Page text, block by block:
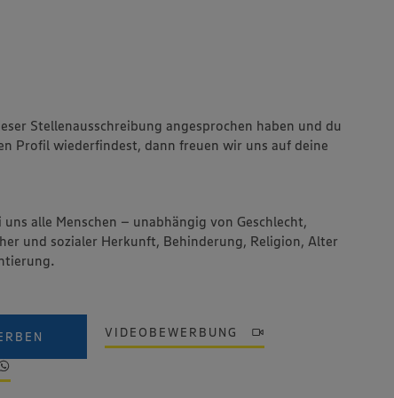
Stellenausschreibung angesprochen haben und du
Profil wiederfindest, dann freuen wir uns auf deine
alle Menschen – unabhängig von Geschlecht,
und sozialer Herkunft, Behinderung, Religion, Alter
VIDEOBEWERBUNG